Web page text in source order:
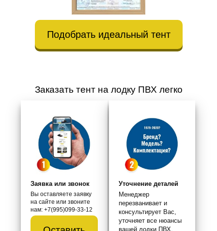
Подобрать идеальный тент
Заказать тент на лодку ПВХ легко
Заявка или звонок
Вы оставляете заявку
на сайте или звоните
нам: +7(995)099-33-12
Уточнение деталей
Менеджер
перезванивает и
консультирует Вас,
уточняет все нюансы
вашей лодки ПВХ,